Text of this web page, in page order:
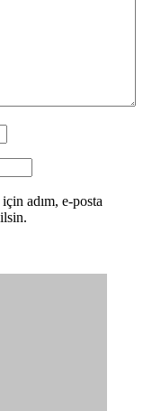
adım, e-posta